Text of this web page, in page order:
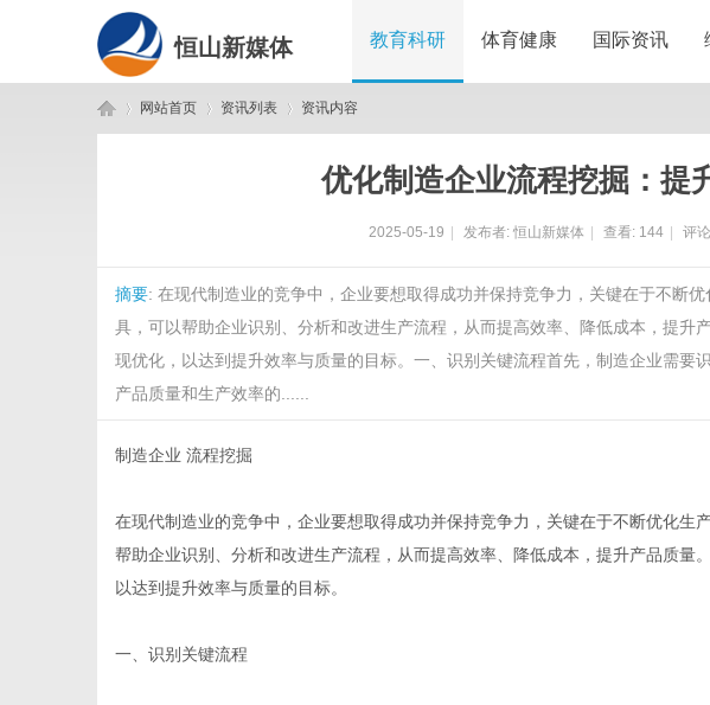
恒山新媒体 教育科研 体育健康 国际资讯
网站首页 资讯列表 资讯内容
优化制造企业流程挖掘：提
2025-05-19 发布者: 恒山新媒体 查看: 144 评
摘要: 在现代制造业的竞争中，企业要想取得成功并保持竞争力，关键在于不断
具，可以帮助企业识别、分析和改进生产流程，从而提高效率、降低成本，提升
现优化，以达到提升效率与质量的目标。一、识别关键流程首先，制造企业需要
产品质量和生产效率的......
制造企业 流程挖掘
在现代制造业的竞争中，企业要想取得成功并保持竞争力，关键在于不断优化生
帮助企业识别、分析和改进生产流程，从而提高效率、降低成本，提升产品质量
以达到提升效率与质量的目标。
一、识别关键流程